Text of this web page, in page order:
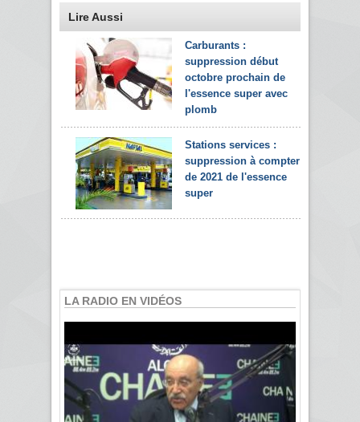
Lire Aussi
Carburants :
suppression début
octobre prochain de
l'essence super avec
plomb
Stations services :
suppression à compter
de 2021 de l'essence
super
LA RADIO EN VIDÉOS